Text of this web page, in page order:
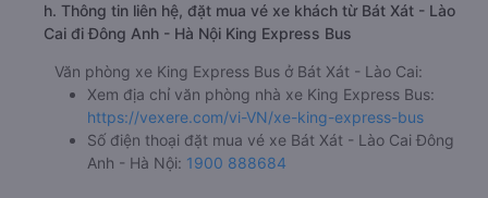
h. Thông tin liên hệ, đặt mua vé xe khách từ Bát Xát - Lào
Cai đi Đông Anh - Hà Nội King Express Bus
Văn phòng xe King Express Bus ở Bát Xát - Lào Cai:
Xem địa chỉ văn phòng nhà xe King Express Bus:
https://vexere.com/vi-VN/xe-king-express-bus
Số điện thoại đặt mua vé xe Bát Xát - Lào Cai Đông
Anh - Hà Nội: 1900 888684